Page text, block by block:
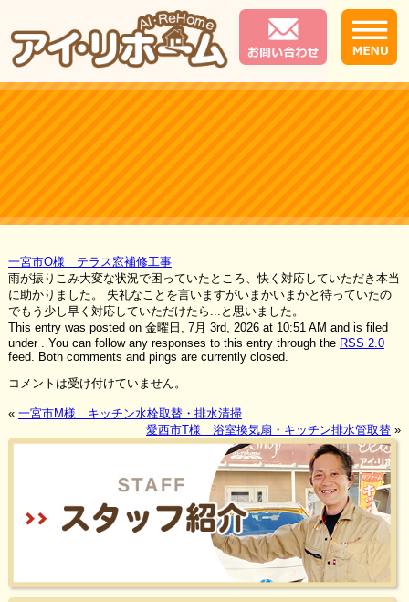
一宮市O様 テラス窓補修工事
雨が振りこみ大変な状況で困っていたところ、快く対応していただき本当
に助かりました。 失礼なことを言いますがいまかいまかと待っていたの
でもう少し早く対応していただけたら...と思いました。
This entry was posted on 金曜日, 7月 3rd, 2026 at 10:51 AM and is filed
under . You can follow any responses to this entry through the RSS 2.0
feed. Both comments and pings are currently closed.
コメントは受け付けていません。
« 一宮市M様 キッチン水栓取替・排水清掃
愛西市T様 浴室換気扇・キッチン排水管取替 »